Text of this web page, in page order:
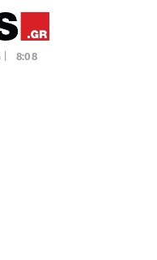
| 8:08